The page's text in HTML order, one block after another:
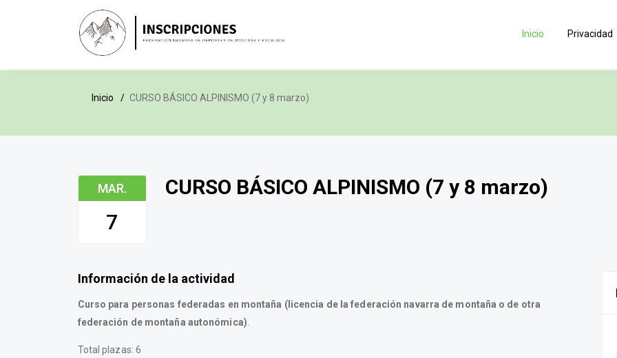
Inicio Privacidad
Inicio CURSO BÁSICO ALPINISMO (7 y 8 marzo)
MAR.
7
CURSO BÁSICO ALPINISMO (7 y 8 marzo)
Información de la actividad
Curso para personas federadas en montaña (licencia de la federación navarra de montaña o de otra
federación de montaña autonómica)
Total plazas: 6